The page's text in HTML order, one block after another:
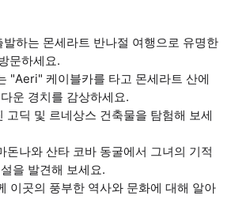
하는 몬세라트 반나절 여행으로 유명한
문하세요.
"Aeri" 케이블카를 타고 몬세라트 산에
운 경치를 감상하세요.
고딕 및 르네상스 건축물을 탐험해 보세
돈나와 산타 코바 동굴에서 그녀의 기적
을 발견해 보세요.
이곳의 풍부한 역사와 문화에 대해 알아